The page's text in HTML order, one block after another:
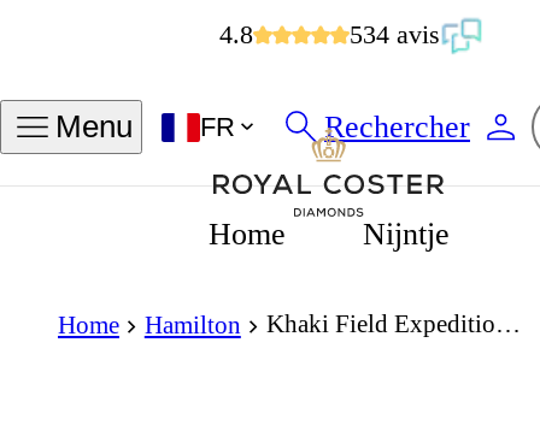
4.8 534 avis
Menu FR Rechercher
Home Nijntje
Home Hamilton